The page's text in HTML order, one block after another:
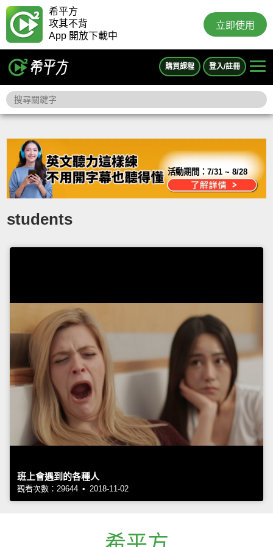
希平方
攻其不背
App 開放下載中
立即使用
購買課程 登入/註冊
活動期間：7/31 ~ 8/28
students
班上會遇到的各種人
觀看次數：29644 • 2018-11-02